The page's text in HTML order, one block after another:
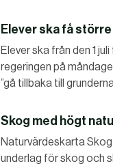
Elever ska få
Elever ska från den 1
regeringen på
”gå tillbaka till
Skog med högt
Naturvärdeskarta
underlag för skog och